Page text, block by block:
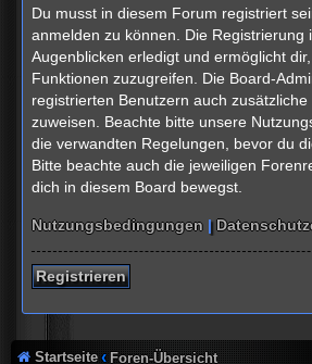
Du musst in diesem Forum registriert
anmelden zu können. Die Registrierung
Augenblicken erledigt und ermöglicht
Funktionen zuzugreifen. Die Board-
registrierten Benutzern auch
zuweisen. Beachte bitte unsere
die verwandten Regelungen, bevor du
Bitte beachte auch die jeweiligen
dich in diesem Board bewegst.
Nutzungsbedingungen |
Registrieren
Startseite Foren-Übersicht